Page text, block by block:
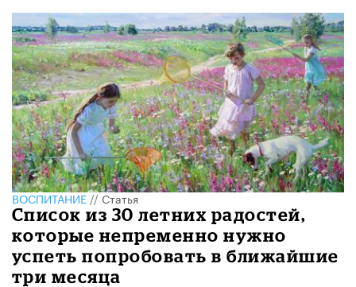
ВОСПИТАНИЕ//Статья
Список из 30 летних радостей,
которые непременно нужно
успеть попробовать в ближайшие
три месяца